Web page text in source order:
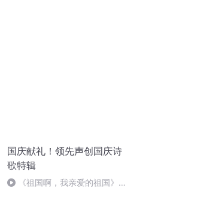
国庆献礼！领先声创国庆诗
歌特辑
《祖国啊，我亲爱的祖国》温